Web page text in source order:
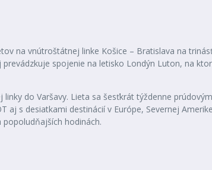
na vnútroštátnej linke Košice – Bratislava na
spojenie na letisko Londýn Luton, na
do Varšavy. Lieta sa šesťkrát týždenne
s desiatkami destinácií v Európe, Severnej
hodinách.